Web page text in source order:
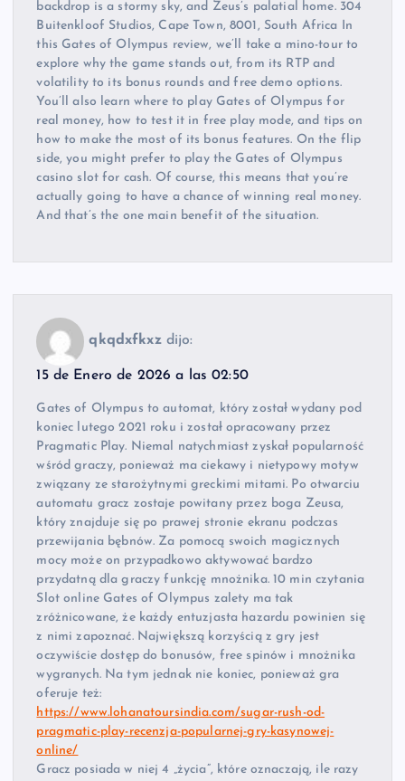
backdrop is a stormy sky, and Zeus’s palatial home. 304
Buitenkloof Studios, Cape Town, 8001, South Africa In
this Gates of Olympus review, we’ll take a mino-tour to
explore why the game stands out, from its RTP and
volatility to its bonus rounds and free demo options.
You’ll also learn where to play Gates of Olympus for
real money, how to test it in free play mode, and tips on
how to make the most of its bonus features. On the flip
side, you might prefer to play the Gates of Olympus
casino slot for cash. Of course, this means that you’re
actually going to have a chance of winning real money.
And that’s the one main benefit of the situation.
qkqdxfkxz dijo:
15 de Enero de 2026 a las 02:50
Gates of Olympus to automat, który został wydany pod
koniec lutego 2021 roku i został opracowany przez
Pragmatic Play. Niemal natychmiast zyskał popularność
wśród graczy, ponieważ ma ciekawy i nietypowy motyw
związany ze starożytnymi greckimi mitami. Po otwarciu
automatu gracz zostaje powitany przez boga Zeusa,
który znajduje się po prawej stronie ekranu podczas
przewijania bębnów. Za pomocą swoich magicznych
mocy może on przypadkowo aktywować bardzo
przydatną dla graczy funkcję mnożnika. 10 min czytania
Slot online Gates of Olympus zalety ma tak
zróżnicowane, że każdy entuzjasta hazardu powinien się
z nimi zapoznać. Największą korzyścią z gry jest
oczywiście dostęp do bonusów, free spinów i mnożnika
wygranych. Na tym jednak nie koniec, ponieważ gra
oferuje też:
https://www.lohanatoursindia.com/sugar-rush-od-
pragmatic-play-recenzja-popularnej-gry-kasynowej-
online/
Gracz posiada w niej 4 „życia”, które oznaczają, ile razy